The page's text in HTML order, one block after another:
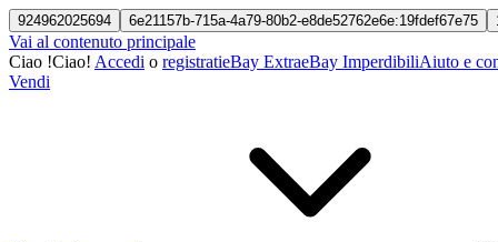
924962025694 6e21157b-715a-4a79-80b2-e8de52762e6e:19fdef67e75
Vai al contenuto principale
Ciao !Ciao! Accedi o registratieBay ExtraeBay ImperdibiliAiuto e
Vendi